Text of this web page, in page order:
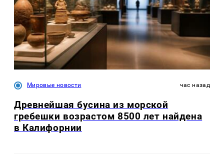
Мировые новости час назад
Древнейшая бусина из морской
гребешки возрастом 8500 лет найдена
в Калифорнии